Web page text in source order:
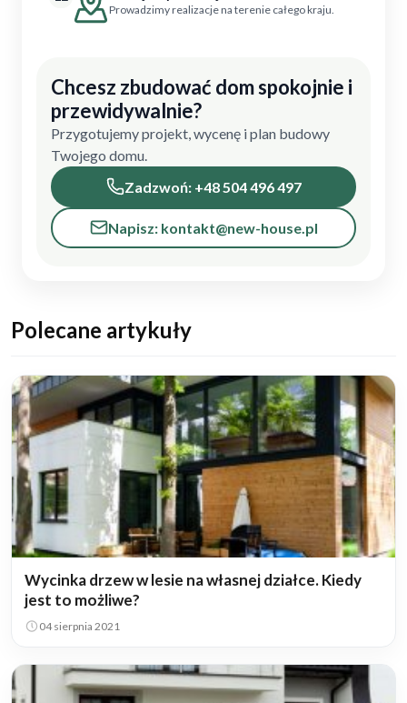
Prowadzimy realizacje na terenie całego kraju.
Chcesz zbudować dom spokojnie i
przewidywalnie?
Przygotujemy projekt, wycenę i plan budowy
Twojego domu.
Zadzwoń: +48 504 496 497
Napisz: kontakt@new-house.pl
Polecane artykuły
Wycinka drzew w lesie na własnej działce. Kiedy
jest to możliwe?
04 sierpnia 2021